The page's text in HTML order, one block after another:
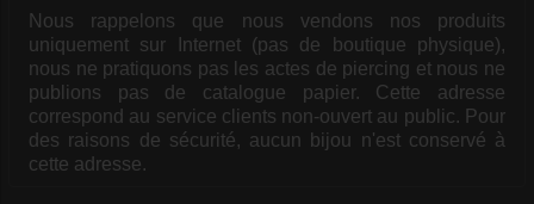
Nous rappelons que nous vendons nos produits
uniquement sur Internet (pas de boutique physique),
nous ne pratiquons pas les actes de piercing et nous ne
publions pas de catalogue papier. Cette adresse
correspond au service clients non-ouvert au public. Pour
des raisons de sécurité, aucun bijou n'est conservé à
cette adresse.